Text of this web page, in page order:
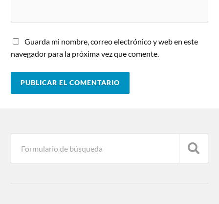
Guarda mi nombre, correo electrónico y web en este
navegador para la próxima vez que comente.